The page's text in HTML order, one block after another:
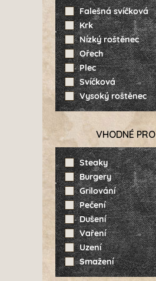
Falešná svíčková
Krk
Nízký roštěnec
Ořech
Plec
Svíčková
Vysoký roštěnec
VHODNÉ PRO
Steaky
Burgery
Grilování
Pečení
Dušení
Vaření
Uzení
Smažení